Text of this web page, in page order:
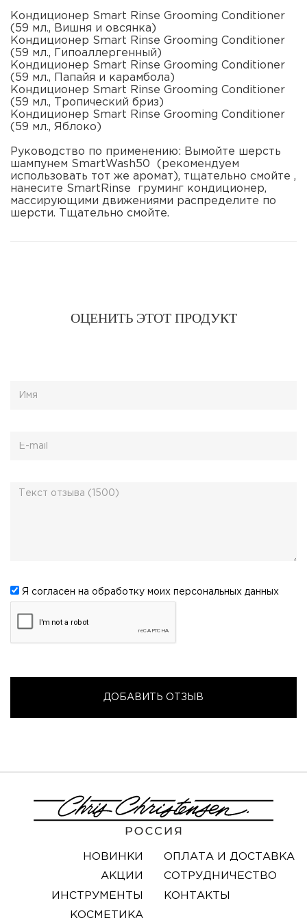
Кондиционер Smart Rinse Grooming Conditioner
(59 мл., Вишня и овсянка)
Кондиционер Smart Rinse Grooming Conditioner
(59 мл., Гипоаллергенный)
Кондиционер Smart Rinse Grooming Conditioner
(59 мл., Папайя и карамбола)
Кондиционер Smart Rinse Grooming Conditioner
(59 мл., Тропический бриз)
Кондиционер Smart Rinse Grooming Conditioner
(59 мл., Яблоко)
Руководство по применению: Вымойте шерсть
шампунем SmartWash50 (рекомендуем
использовать тот же аромат), тщательно смойте ,
нанесите SmartRinse груминг кондиционер,
массирующими движениями распределите по
шерсти. Тщательно смойте.
ОЦЕНИТЬ ЭТОТ ПРОДУКТ
Я согласен на обработку моих персональных данных
НОВИНКИ
АКЦИИ
ИНСТРУМЕНТЫ
КОСМЕТИКА
ОПЛАТА И ДОСТАВКА
СОТРУДНИЧЕСТВО
КОНТАКТЫ